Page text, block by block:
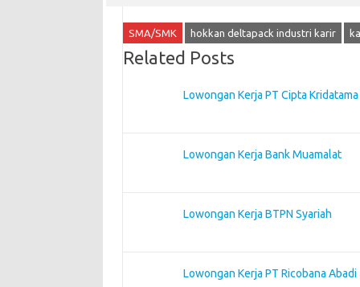
SMA/SMK hokkan deltapack industri karir
Related Posts
Lowongan Kerja PT Cipta Kridatama
Lowongan Kerja Bank Muamalat
Lowongan Kerja BTPN Syariah
Lowongan Kerja PT Ricobana Abadi